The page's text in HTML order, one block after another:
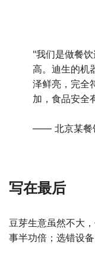
"我们是做餐
高。迪生的机
泽鲜亮，完全
加，食品安全
—— 北京某餐
写在最后
豆芽生意虽然不大
事半功倍；选错设